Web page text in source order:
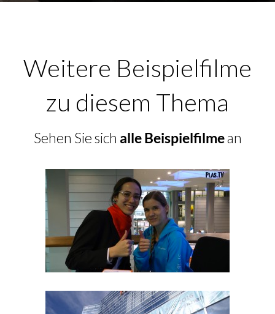
Weitere Beispielfilme
zu diesem Thema
Sehen Sie sich alle Beispielfilmean